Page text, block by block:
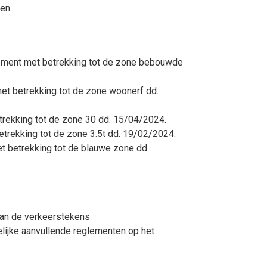
met betrekking tot de zone bebouwde
betrekking tot de zone woonerf dd.
tot de zone 30 dd. 15/04/2024.
tot de zone 3.5t dd. 19/02/2024.
betrekking tot de blauwe zone dd.
de verkeerstekens
aanvullende reglementen op het